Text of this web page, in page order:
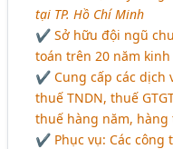
tại TP. Hồ Chí Minh
✔ Sở hữu đội ngũ
toán trên 20 năm
✔ Cung cấp các dịch
thuế TNDN, thuế
thuế hàng năm, hàng
✔ Phục vụ: Các công